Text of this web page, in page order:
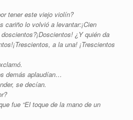
tener este viejo violín?
cariño lo volvió a levantar:¡Cien
¿Y quién da
a la una! ¡Trescientos
demás aplaudían…
se decían.
fue “El toque de la mano de un